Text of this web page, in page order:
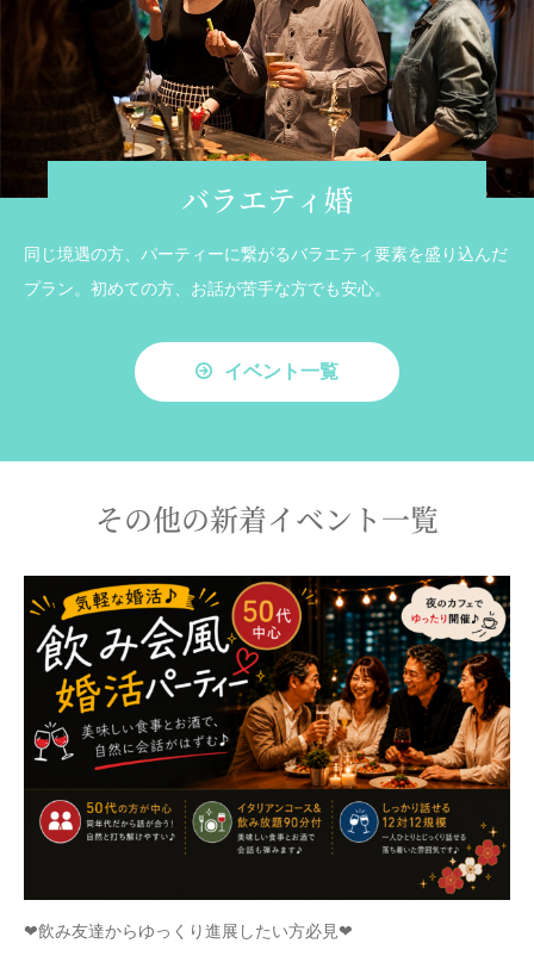
バラエティ婚
同じ境遇の方、パーティーに繋がるバラエティ要素を盛り込んだ
プラン。初めての方、お話が苦手な方でも安心。
イベント一覧
その他の新着イベント一覧
❤飲み友達からゆっくり進展したい方必見❤